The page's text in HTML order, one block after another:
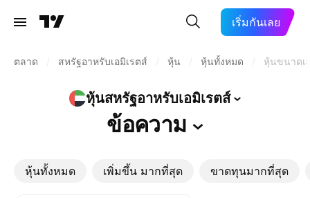
เริ่มกันเลย
ตลาด สหรัฐอาหรับเอมิเรตส์ หุ้น หุ้นทั้งหมด หุ้นขนาดเ
หุ้นสหรัฐอาหรับเอมิเรตส์
ข้อความ
หุ้นทั้งหมด เพิ่มขึ้น มากที่สุด ขาดทุนมากที่สุด